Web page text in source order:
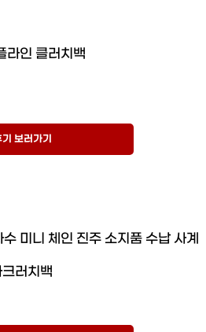
라인 클러치백
보러가기
미니 체인 진주 소지품 수납 사계
러치백